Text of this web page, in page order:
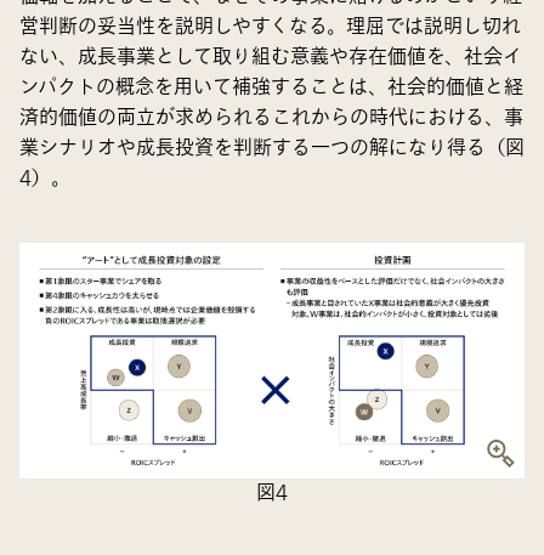
営判断の妥当性を説明しやすくなる。理屈では説明し切れ
ない、成長事業として取り組む意義や存在価値を、社会イ
ンパクトの概念を用いて補強することは、社会的価値と経
済的価値の両立が求められるこれからの時代における、事
業シナリオや成長投資を判断する一つの解になり得る（図
4）。
図4